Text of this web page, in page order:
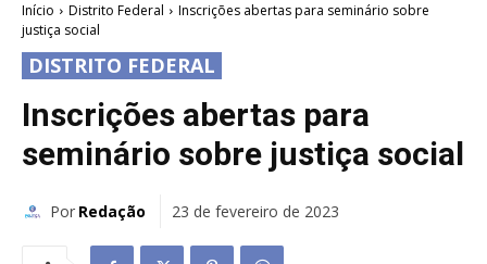
Início Distrito Federal
Inscrições abertas para seminário sobre
justiça social
DISTRITO FEDERAL
Inscrições abertas para
seminário sobre justiça social
Por Redação 23 de fevereiro de 2023